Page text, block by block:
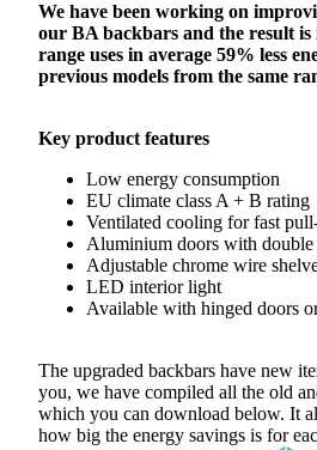
We have been working on
our BA backbars and the result
range uses in average 59% less
previous models from the same
Key product features
Low energy consumption
EU climate class A + B rating
Ventilated cooling for fast
Aluminium doors with double
Adjustable chrome wire
LED interior light
Available with hinged doors
The upgraded backbars have new
you, we have compiled all the old
which you can download below. It
how big the energy savings is for